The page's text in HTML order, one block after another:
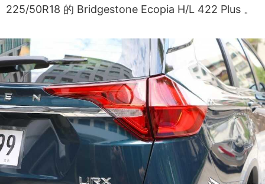
225/50R18 的 Bridgestone Ecopia H/L 422 Plus 。